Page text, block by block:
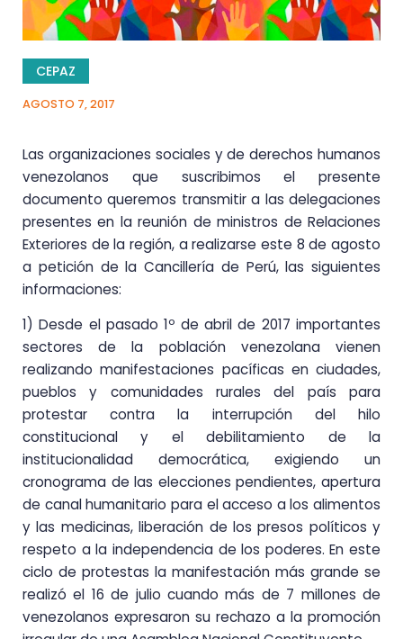
CEPAZ
AGOSTO 7, 2017
Las organizaciones sociales y de derechos humanos
venezolanos que suscribimos el presente
documento queremos transmitir a las delegaciones
presentes en la reunión de ministros de Relaciones
Exteriores de la región, a realizarse este 8 de agosto
a petición de la Cancillería de Perú, las siguientes
informaciones:
1) Desde el pasado 1º de abril de 2017 importantes
sectores de la población venezolana vienen
realizando manifestaciones pacíficas en ciudades,
pueblos y comunidades rurales del país para
protestar contra la interrupción del hilo
constitucional y el debilitamiento de la
institucionalidad democrática, exigiendo un
cronograma de las elecciones pendientes, apertura
de canal humanitario para el acceso a los alimentos
y las medicinas, liberación de los presos políticos y
respeto a la independencia de los poderes. En este
ciclo de protestas la manifestación más grande se
realizó el 16 de julio cuando más de 7 millones de
venezolanos expresaron su rechazo a la promoción